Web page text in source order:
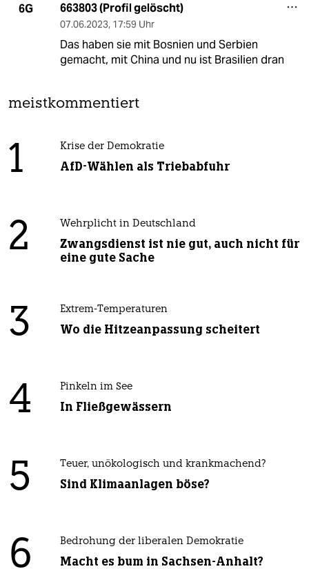
6G 663803 (Profil gelöscht)
07.06.2023, 17:59 Uhr
Das haben sie mit Bosnien und Serbien
gemacht, mit China und nu ist Brasilien dran
meistkommentiert
1 Krise der Demokratie
AfD-Wählen als Triebabfuhr
2 Wehrplicht in Deutschland
Zwangsdienst ist nie gut, auch nicht für
eine gute Sache
3 Extrem-Temperaturen
Wo die Hitzeanpassung scheitert
4 Pinkeln im See
In Fließgewässern
5 Teuer, unökologisch und krankmachend?
Sind Klimaanlagen böse?
6 Bedrohung der liberalen Demokratie
Macht es bum in Sachsen-Anhalt?